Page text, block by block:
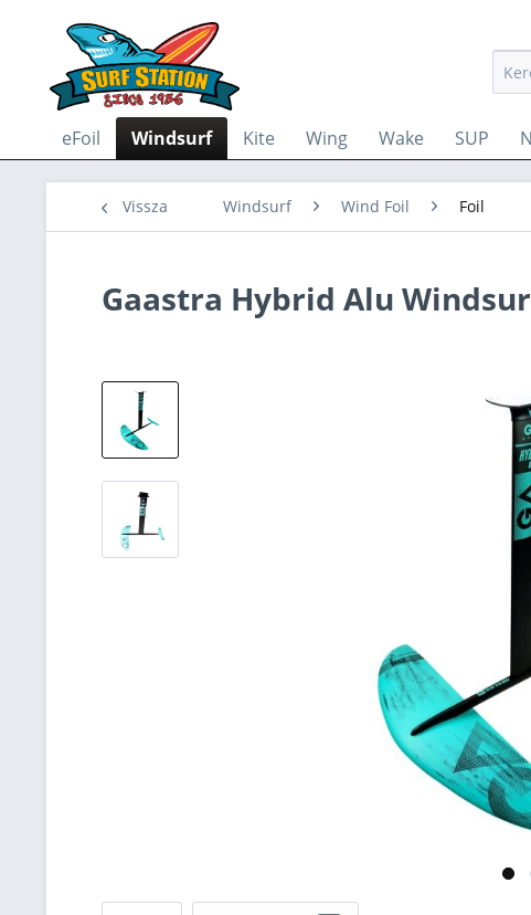
eFoil Windsurf Kite Wing Wake SUP
Vissza Windsurf Wind Foil Foil
Gaastra Hybrid Alu